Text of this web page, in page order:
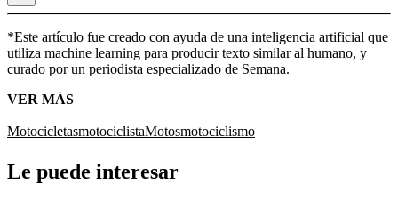
*Este artículo fue creado con ayuda de una inteligencia artificial que
utiliza machine learning para producir texto similar al humano, y
curado por un periodista especializado de Semana.
VER MÁS
MotocicletasmotociclistaMotosmotociclismo
Le puede interesar